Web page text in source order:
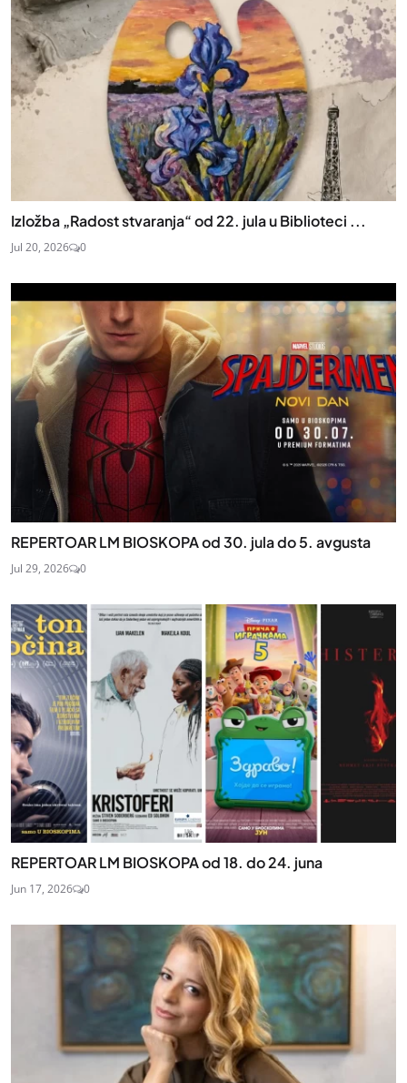
Izložba „Radost stvaranja“ od 22. jula u Biblioteci ...
Jul 20, 2026 0
REPERTOAR LM BIOSKOPA od 30. jula do 5. avgusta
Jul 29, 2026 0
REPERTOAR LM BIOSKOPA od 18. do 24. juna
Jun 17, 2026 0